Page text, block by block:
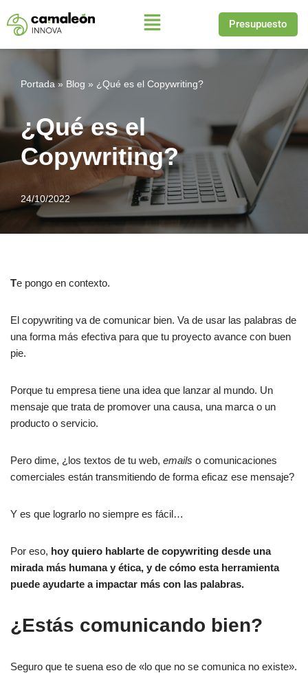
Saltar
contenido
Presupuesto
Portada» Blog » ¿Qué es el Copywriting?
¿Qué es el
Copywriting?
24/10/2022
Te pongo en contexto.
El copywriting va de comunicar bien. Va de usar las palabras de
una forma más efectiva para que tu proyecto avance con buen
pie.
Porque tu empresa tiene una idea que lanzar al mundo. Un
mensaje que trata de promover una causa, una marca o un
producto o servicio.
Pero dime, ¿los textos de tu web, emails o comunicaciones
comerciales están transmitiendo de forma eficaz ese mensaje?
Y es que lograrlo no siempre es fácil…
Por eso, hoy quiero hablarte de copywriting desde una
mirada más humana y ética, y de cómo esta herramienta
puede ayudarte a impactar más con las palabras.
¿Estás comunicando bien?
Seguro que te suena eso de «lo que no se comunica no existe».